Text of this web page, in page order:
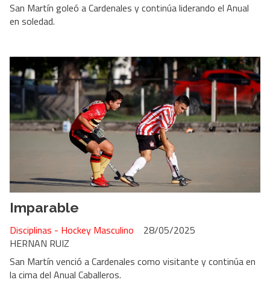
San Martín goleó a Cardenales y continúa liderando el Anual
en soledad.
Imparable
HERNAN RUIZ
Disciplinas - Hockey Masculino 28/05/2025
San Martín venció a Cardenales como visitante y continúa en
la cima del Anual Caballeros.